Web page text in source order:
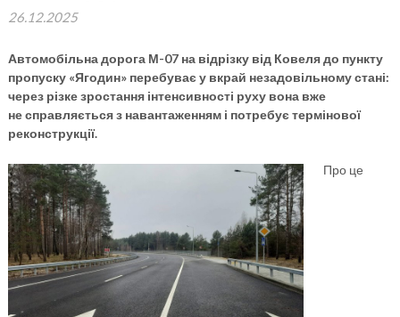
26.12.2025
Автомобільна дорога М-07 на відрізку від Ковеля до пункту
пропуску «Ягодин» перебуває у вкрай незадовільному стані:
через різке зростання інтенсивності руху вона вже
не справляється з навантаженням і потребує термінової
реконструкції.
Про це